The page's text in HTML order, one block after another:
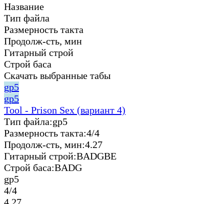
Название
Тип файла
Размерность такта
Продолж-сть, мин
Гитарный строй
Строй баса
Скачать выбранные табы
gp5
gp5
Tool - Prison Sex (вариант 4)
Тип файла:gp5
Размерность такта:4/4
Продолж-сть, мин:4.27
Гитарный строй:BADGBE
Строй баса:BADG
gp5
4/4